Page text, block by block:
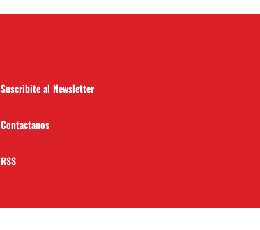
Suscribite al Newsletter
Contactanos
RSS